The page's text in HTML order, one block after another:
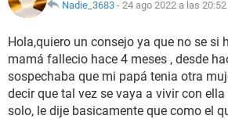
SEXUALIDAD
GLOSARIO
Nadie_3683 - 24 ago 2022 a las 20:52
Hola,quiero un consejo ya que no se si
mamá fallecio hace 4 meses , desde
sospechaba que mi papá tenia otra
decir que tal vez se vaya a vivir con
solo, le dije basicamente que como el